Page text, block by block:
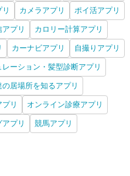
カメラアプリ ポイ活アプリ
プリ カロリー計算アプリ
カーナビアプリ 自撮りアプリ
ーション・髪型診断アプリ
居場所を知るアプリ
リ オンライン診療アプリ
プリ 競馬アプリ